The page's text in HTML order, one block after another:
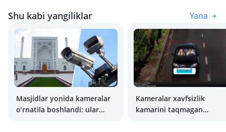
Shu kabi yangiliklar Yana
Masjidlar yonida kameralar
o‘rnatila boshlandi: ular
Kameralar xavfsizlik
kamarini taqmagan